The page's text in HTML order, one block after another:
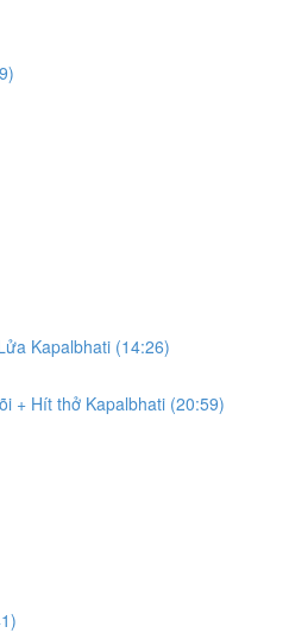
Kapalbhati (14:26)
+ Hít thở Kapalbhati (20:59)